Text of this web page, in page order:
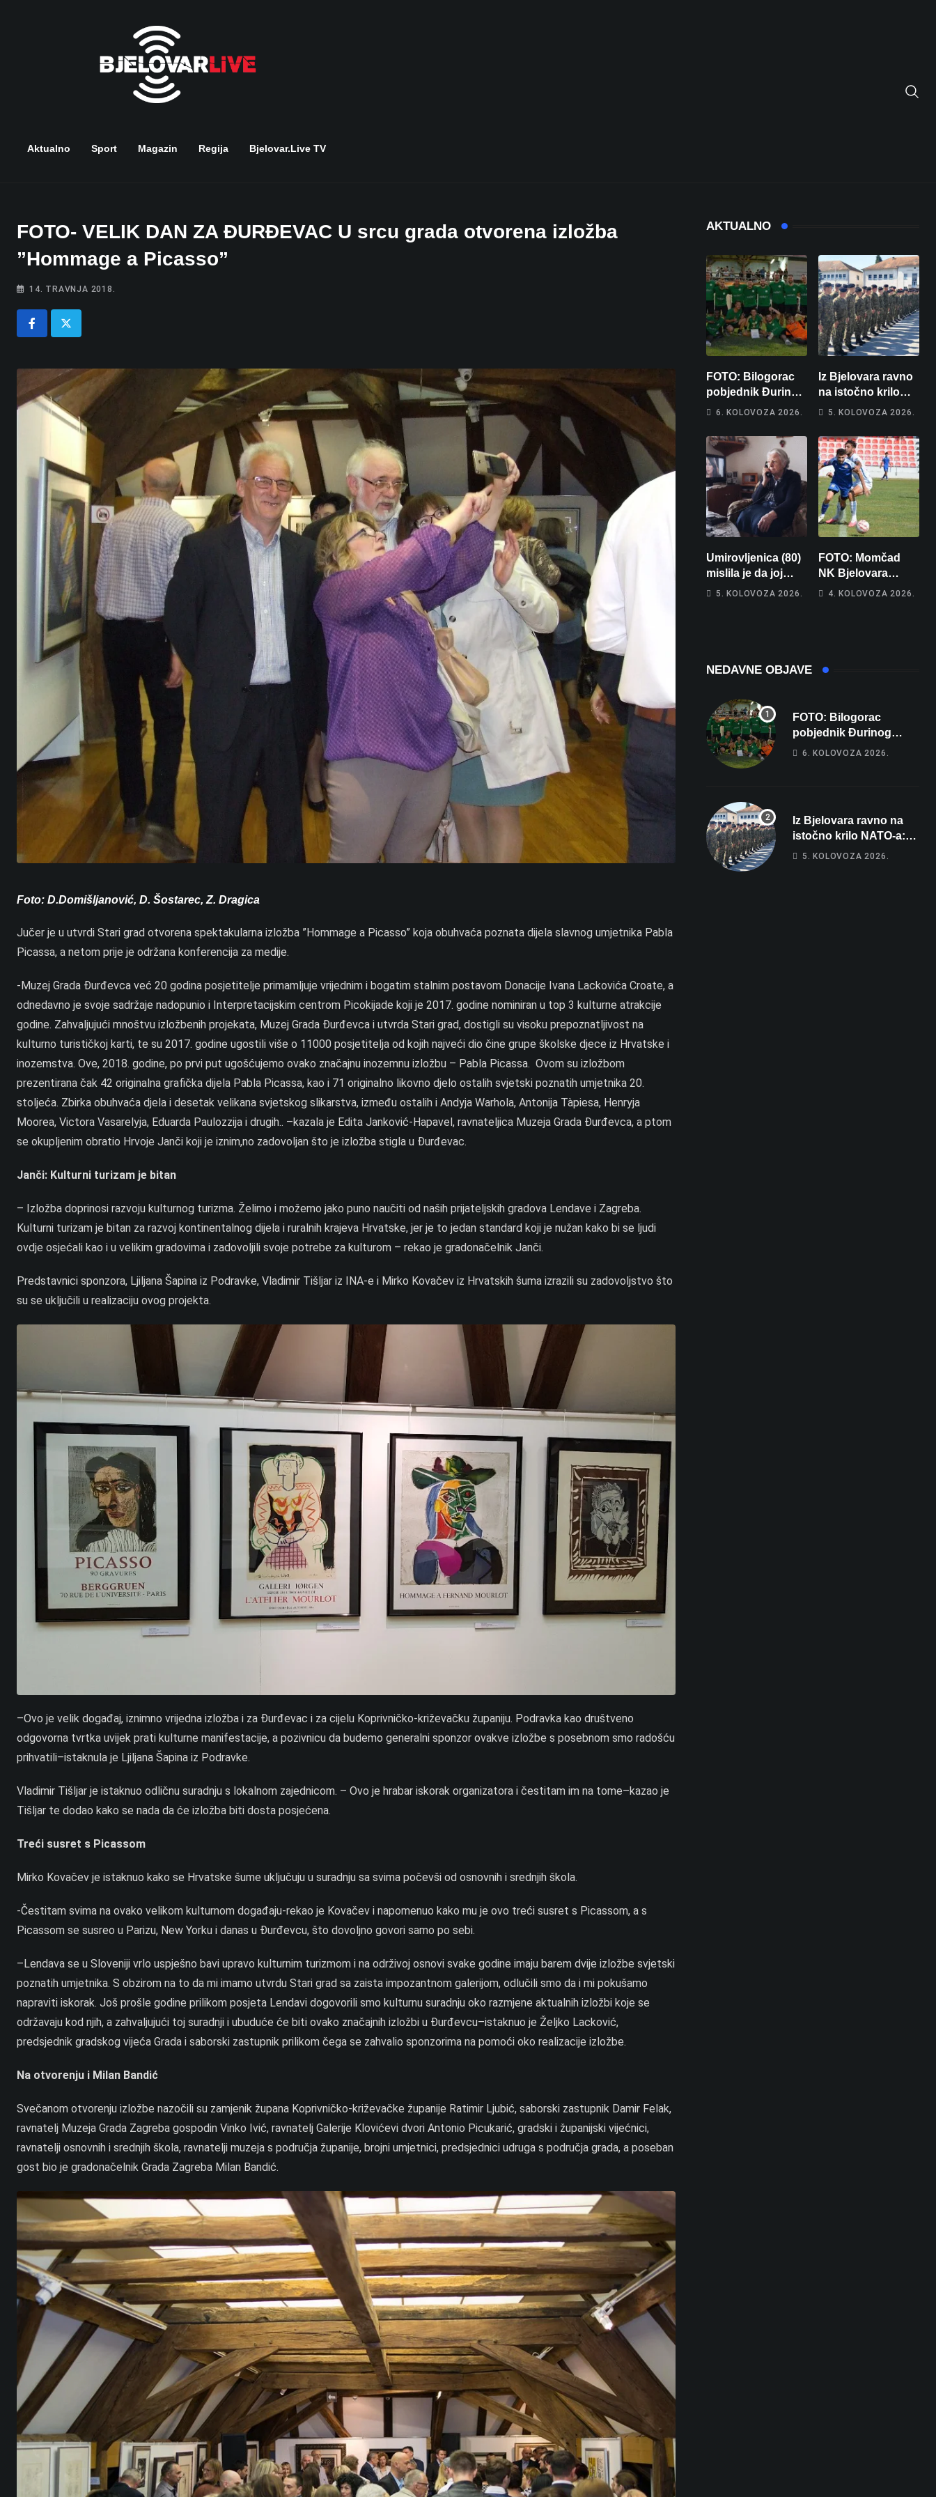
Aktualno Sport Magazin Regija Bjelovar.live TV
FOTO- VELIK DAN ZA ĐURĐEVAC U srcu grada otvorena izložba
”Hommage a Picasso”
14. TRAVNJA 2018.
Foto: D.Domišljanović, D. Šostarec, Z. Dragica
Jučer je u utvrdi Stari grad otvorena spektakularna izložba ”Hommage a Picasso” koja obuhvaća poznata dijela slavnog umjetnika Pabla
Picassa, a netom prije je održana konferencija za medije.
-Muzej Grada Đurđevca već 20 godina posjetitelje primamljuje vrijednim i bogatim stalnim postavom Donacije Ivana Lackovića Croate, a
odnedavno je svoje sadržaje nadopunio i Interpretacijskim centrom Picokijade koji je 2017. godine nominiran u top 3 kulturne atrakcije
godine. Zahvaljujući mnoštvu izložbenih projekata, Muzej Grada Đurđevca i utvrda Stari grad, dostigli su visoku prepoznatljivost na
kulturno turističkoj karti, te su 2017. godine ugostili više o 11000 posjetitelja od kojih najveći dio čine grupe školske djece iz Hrvatske i
inozemstva. Ove, 2018. godine, po prvi put ugošćujemo ovako značajnu inozemnu izložbu – Pabla Picassa. Ovom su izložbom
prezentirana čak 42 originalna grafička dijela Pabla Picassa, kao i 71 originalno likovno djelo ostalih svjetski poznatih umjetnika 20.
stoljeća. Zbirka obuhvaća djela i desetak velikana svjetskog slikarstva, između ostalih i Andyja Warhola, Antonija Tàpiesa, Henryja
Moorea, Victora Vasarelyja, Eduarda Paulozzija i drugih.. –kazala je Edita Janković-Hapavel, ravnateljica Muzeja Grada Đurđevca, a ptom
se okupljenim obratio Hrvoje Janči koji je iznim,no zadovoljan što je izložba stigla u Đurđevac.
Janči: Kulturni turizam je bitan
– Izložba doprinosi razvoju kulturnog turizma. Želimo i možemo jako puno naučiti od naših prijateljskih gradova Lendave i Zagreba.
Kulturni turizam je bitan za razvoj kontinentalnog dijela i ruralnih krajeva Hrvatske, jer je to jedan standard koji je nužan kako bi se ljudi
ovdje osjećali kao i u velikim gradovima i zadovoljili svoje potrebe za kulturom – rekao je gradonačelnik Janči.
Predstavnici sponzora, Ljiljana Šapina iz Podravke, Vladimir Tišljar iz INA-e i Mirko Kovačev iz Hrvatskih šuma izrazili su zadovoljstvo što
su se uključili u realizaciju ovog projekta.
–Ovo je velik događaj, iznimno vrijedna izložba i za Đurđevac i za cijelu Koprivničko-križevačku županiju. Podravka kao društveno
odgovorna tvrtka uvijek prati kulturne manifestacije, a pozivnicu da budemo generalni sponzor ovakve izložbe s posebnom smo radošću
prihvatili–istaknula je Ljiljana Šapina iz Podravke.
Vladimir Tišljar je istaknuo odličnu suradnju s lokalnom zajednicom. – Ovo je hrabar iskorak organizatora i čestitam im na tome–kazao je
Tišljar te dodao kako se nada da će izložba biti dosta posjećena.
Treći susret s Picassom
Mirko Kovačev je istaknuo kako se Hrvatske šume uključuju u suradnju sa svima počevši od osnovnih i srednjih škola.
-Čestitam svima na ovako velikom kulturnom događaju-rekao je Kovačev i napomenuo kako mu je ovo treći susret s Picassom, a s
Picassom se susreo u Parizu, New Yorku i danas u Đurđevcu, što dovoljno govori samo po sebi.
–Lendava se u Sloveniji vrlo uspješno bavi upravo kulturnim turizmom i na održivoj osnovi svake godine imaju barem dvije izložbe svjetski
poznatih umjetnika. S obzirom na to da mi imamo utvrdu Stari grad sa zaista impozantnom galerijom, odlučili smo da i mi pokušamo
napraviti iskorak. Još prošle godine prilikom posjeta Lendavi dogovorili smo kulturnu suradnju oko razmjene aktualnih izložbi koje se
održavaju kod njih, a zahvaljujući toj suradnji i ubuduće će biti ovako značajnih izložbi u Đurđevcu–istaknuo je Željko Lacković,
predsjednik gradskog vijeća Grada i saborski zastupnik prilikom čega se zahvalio sponzorima na pomoći oko realizacije izložbe.
Na otvorenju i Milan Bandić
Svečanom otvorenju izložbe nazočili su zamjenik župana Koprivničko-križevačke županije Ratimir Ljubić, saborski zastupnik Damir Felak,
ravnatelj Muzeja Grada Zagreba gospodin Vinko Ivić, ravnatelj Galerije Klovićevi dvori Antonio Picukarić, gradski i županijski vijećnici,
ravnatelji osnovnih i srednjih škola, ravnatelji muzeja s područja županije, brojni umjetnici, predsjednici udruga s područja grada, a poseban
gost bio je gradonačelnik Grada Zagreba Milan Bandić.
AKTUALNO
FOTO: Bilogorac
pobjednik Đurinog
memorijala
6. KOLOVOZA 2026.
Iz Bjelovara ravno
na istočno krilo
NATO-a: Evo kamo
vojnika i 6
vojnikinja
5. KOLOVOZA 2026.
Umirovljenica (80)
mislila je da joj
piše kći pa ostala
5. KOLOVOZA 2026.
FOTO: Momčad
NK Bjelovara
poprima jesenski
4. KOLOVOZA 2026.
NEDAVNE OBJAVE
FOTO: Bilogorac
pobjednik Đurinog
memorijala
6. KOLOVOZA 2026.
Iz Bjelovara ravno na
istočno krilo NATO-a:
Evo kamo odlazi 82
5. KOLOVOZA 2026.